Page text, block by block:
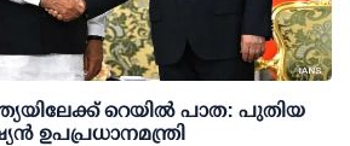
റെയില്‍ പാത: പുതിയ
ഉപപ്രധാനമന്ത്രി